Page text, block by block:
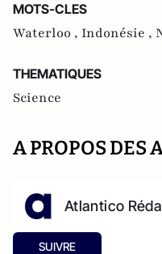
MOTS-CLES
Waterloo , Indonésie ,
THEMATIQUES
Science
A PROPOS DES
Atlantico
SUIVRE